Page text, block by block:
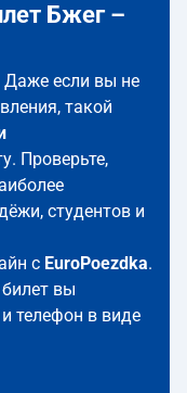
Бжег –
Даже если вы не
такой
Проверьте,
студентов и
с EuroPoezdka.
вы
телефон в виде